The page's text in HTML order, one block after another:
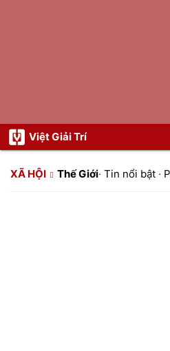
Việt Giải Trí
XÃ HỘI Thế Giới· Tin nổi bật ·